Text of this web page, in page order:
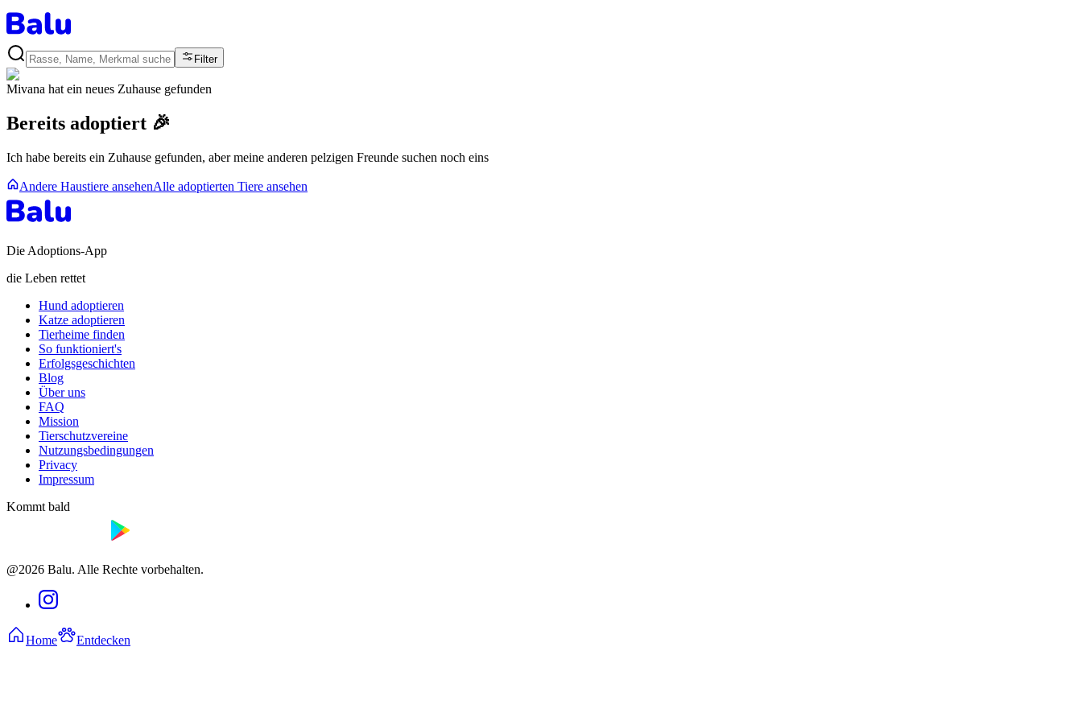
Filter
Mivana hat ein neues Zuhause gefunden
Bereits adoptiert 🎉
Ich habe bereits ein Zuhause gefunden, aber meine anderen pelzigen Freunde suchen noch eins
Andere Haustiere ansehenAlle adoptierten Tiere ansehen
Die Adoptions-App
die Leben rettet
Hund adoptieren
Katze adoptieren
Tierheime finden
So funktioniert's
Erfolgsgeschichten
Blog
Über uns
FAQ
Mission
Tierschutzvereine
Nutzungsbedingungen
Privacy
Impressum
Kommt bald
@2026 Balu. Alle Rechte vorbehalten.
Home Entdecken